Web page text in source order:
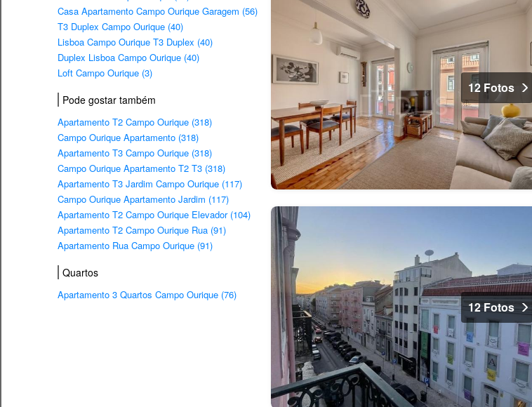
Casa Apartamento Campo Ourique Garagem (56)
T3 Duplex Campo Ourique (40)
Lisboa Campo Ourique T3 Duplex (40)
Duplex Lisboa Campo Ourique (40)
Loft Campo Ourique (3)
Pode gostar também
Apartamento T2 Campo Ourique (318)
Campo Ourique Apartamento (318)
Apartamento T3 Campo Ourique (318)
Campo Ourique Apartamento T2 T3 (318)
Apartamento T3 Jardim Campo Ourique (117)
Campo Ourique Apartamento Jardim (117)
Apartamento T2 Campo Ourique Elevador (104)
Apartamento T2 Campo Ourique Rua (91)
Apartamento Rua Campo Ourique (91)
Quartos
Apartamento 3 Quartos Campo Ourique (76)
12 Fotos
12 Fotos